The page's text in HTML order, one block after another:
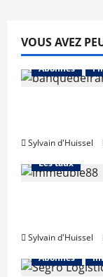
VOUS AVEZ
Abonnés
Sylvain d'Huissel
Abonnés
Les taux
Sylvain d'Huissel
Abonnés